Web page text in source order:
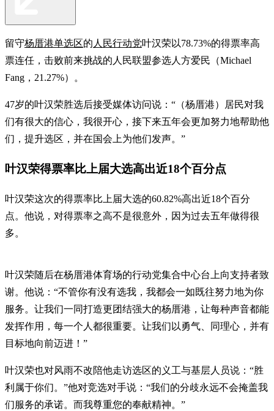
留守杨厝港单选区的 人民行动党叶汉荣以78.73%的得票率高
票连任，击败前来挑战的人民联盟参选人方爱民（Michael
Fang，21.27%）。
47岁的叶汉荣胜选后接受媒体访问说：“（杨厝港）居民对我
们有很大的信心，我很开心，接下来五年会更加努力地帮助他
们，提升选区，并在国会上为他们发声。”
叶汉荣得票率比上届大选高出近18个百分点
叶汉荣这次的得票率比上届大选的60.82%高出近18个百分
点。他说，对得票率之高不是很意外，因为过去五年做得很
多。
叶汉荣随后在杨厝港体育场的行动党集合中心台上向支持者致
谢。他说：“不管你有没有选我，我都会一如既往努力地为你
服务。让我们一同打造更团结强大的杨厝港，让每种声音都能
发挥作用，每一个人都很重要。让我们以勇气、同理心，并有
目标地向前迈进！”
叶汉荣也对风雨不改陪他走访选区的义工与基层人员说：“胜
利属于你们。”他对竞选对手说：“我们的分歧永远不会掩盖我
们服务的承诺。而我尊重您的奉献精神。”